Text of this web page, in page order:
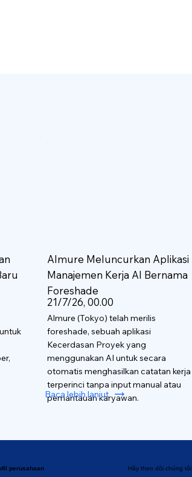
Almure Meluncurkan Aplikasi
Manajemen Kerja AI Bernama
Foreshade
21/7/26, 00.00
Almure (Tokyo) telah merilis
foreshade, sebuah aplikasi
Kecerdasan Proyek yang
menggunakan AI untuk secara
otomatis menghasilkan catatan kerja
terperinci tanpa input manual atau
pemantauan karyawan.
Baca lebih lanjut
perusahaan Hãy theo dõi chúng tôi